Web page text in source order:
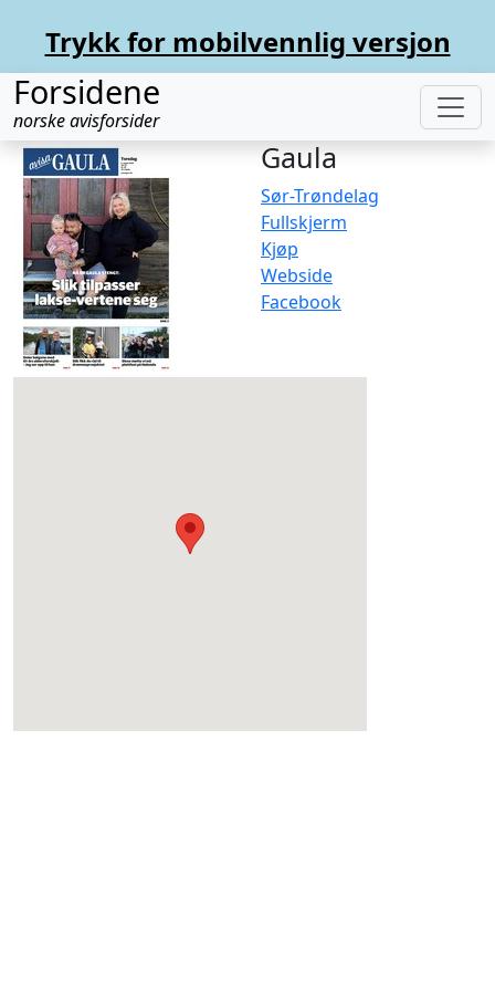
Trykk for mobilvennlig versjon
Forsidene
norske avisforsider
Gaula
Sør-Trøndelag
Fullskjerm
Kjøp
Webside
Facebook